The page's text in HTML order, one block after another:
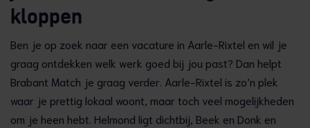
kloppen
Ben je op zoek naar een vacature in Aarle-Rixtel en wil je
graag ontdekken welk werk goed bij jou past? Dan helpt
Brabant Match je graag verder. Aarle-Rixtel is zo’n plek
waar je prettig lokaal woont, maar toch veel mogelijkheden
om je heen hebt. Helmond ligt dichtbij, Beek en Donk en